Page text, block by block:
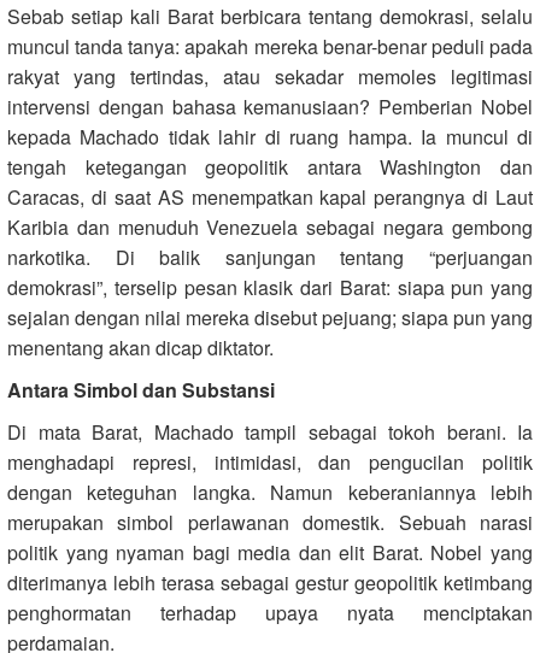
Sebab setiap kali Barat berbicara tentang demokrasi, selalu
muncul tanda tanya: apakah mereka benar-benar peduli pada
rakyat yang tertindas, atau sekadar memoles legitimasi
intervensi dengan bahasa kemanusiaan? Pemberian Nobel
kepada Machado tidak lahir di ruang hampa. Ia muncul di
tengah ketegangan geopolitik antara Washington dan
Caracas, di saat AS menempatkan kapal perangnya di Laut
Karibia dan menuduh Venezuela sebagai negara gembong
narkotika. Di balik sanjungan tentang “perjuangan
demokrasi”, terselip pesan klasik dari Barat: siapa pun yang
sejalan dengan nilai mereka disebut pejuang; siapa pun yang
menentang akan dicap diktator.
Antara Simbol dan Substansi
Di mata Barat, Machado tampil sebagai tokoh berani. Ia
menghadapi represi, intimidasi, dan pengucilan politik
dengan keteguhan langka. Namun keberaniannya lebih
merupakan simbol perlawanan domestik. Sebuah narasi
politik yang nyaman bagi media dan elit Barat. Nobel yang
diterimanya lebih terasa sebagai gestur geopolitik ketimbang
penghormatan terhadap upaya nyata menciptakan
perdamaian.